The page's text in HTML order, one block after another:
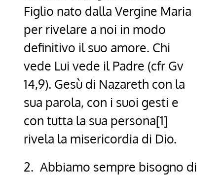
Figlio nato dalla Vergine Maria
per rivelare a noi in modo
definitivo il suo amore. Chi
vede Lui vede il Padre (cfr Gv
14,9). Gesù di Nazareth con la
sua parola, con i suoi gesti e
con tutta la sua persona[1]
rivela la misericordia di Dio.
2. Abbiamo sempre bisogno di